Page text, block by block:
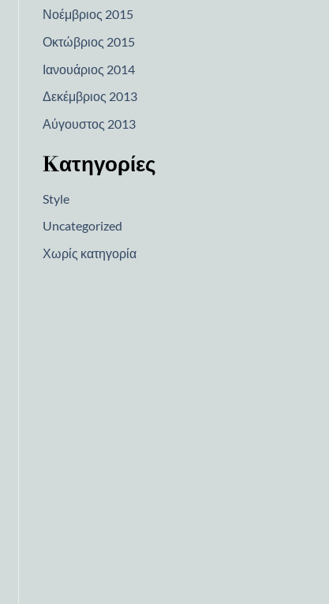
Νοέμβριος 2015
Οκτώβριος 2015
Ιανουάριος 2014
Δεκέμβριος 2013
Αύγουστος 2013
Kατηγορίες
Style
Uncategorized
Χωρίς κατηγορία